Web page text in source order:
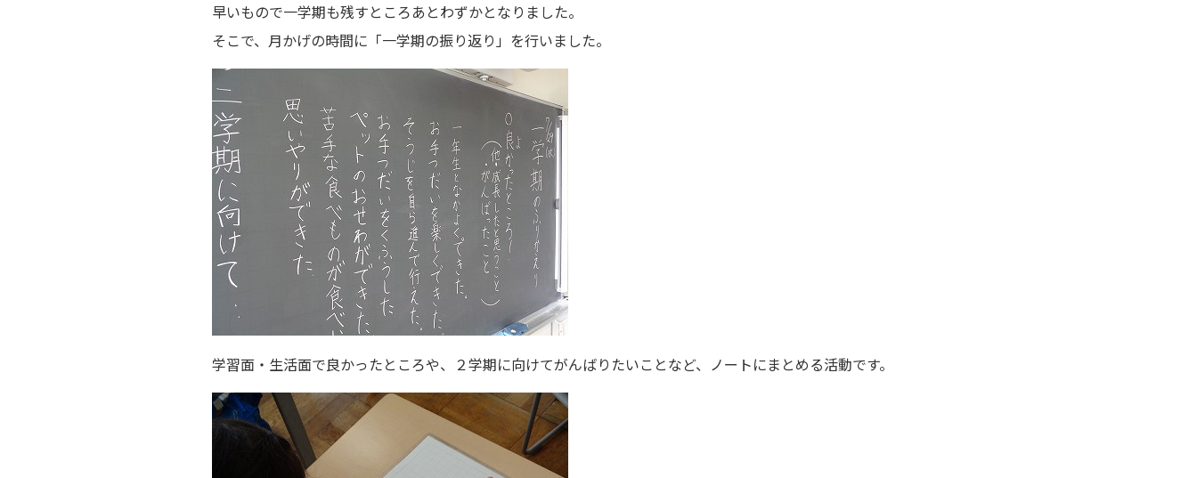
早いもので一学期も残すところあとわずかとなりました。
そこで、月かげの時間に「一学期の振り返り」を行いました。
学習面・生活面で良かったところや、２学期に向けてがんばりたいことなど、ノートにまとめる活動です。